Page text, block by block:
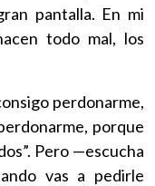
pantalla. En mi
todo mal, los
perdonarme,
porque
Pero —escucha
vas a pedirle